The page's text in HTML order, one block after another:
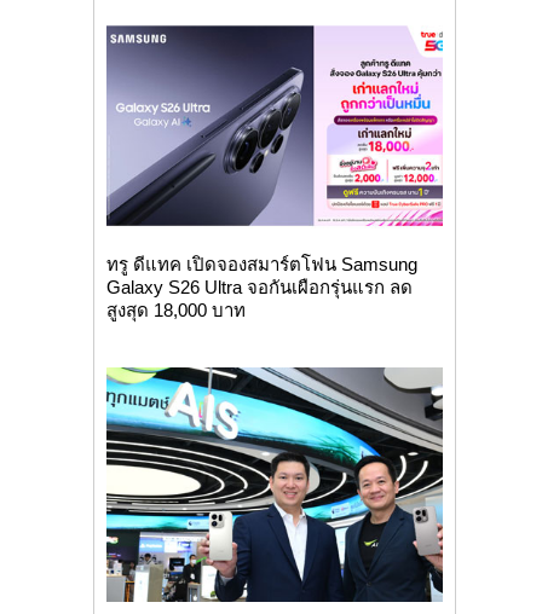
ทรู ดีแทค เปิดจองสมาร์ตโฟน Samsung
Galaxy S26 Ultra จอกันเผือกรุ่นแรก ลด
สูงสุด 18,000 บาท